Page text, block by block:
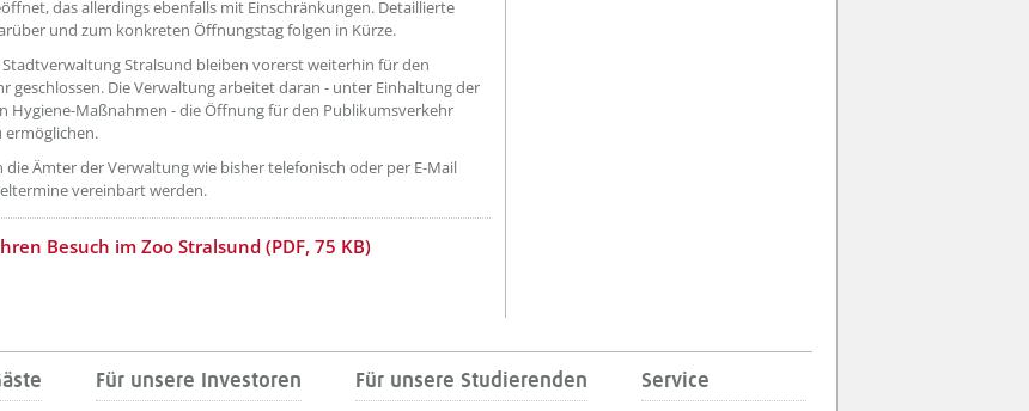
das allerdings ebenfalls mit Einschränkungen. Detaillierte
und zum konkreten Öffnungstag folgen in Kürze.
Stadtverwaltung Stralsund bleiben vorerst weiterhin für den
geschlossen. Die Verwaltung arbeitet daran - unter Einhaltung der
Hygiene-Maßnahmen - die Öffnung für den Publikumsverkehr
ermöglichen.
die Ämter der Verwaltung wie bisher telefonisch oder per E-Mail
vereinbart werden.
Besuch im Zoo Stralsund (PDF, 75 KB)
Für unsere Investoren Für unsere Studierenden Service